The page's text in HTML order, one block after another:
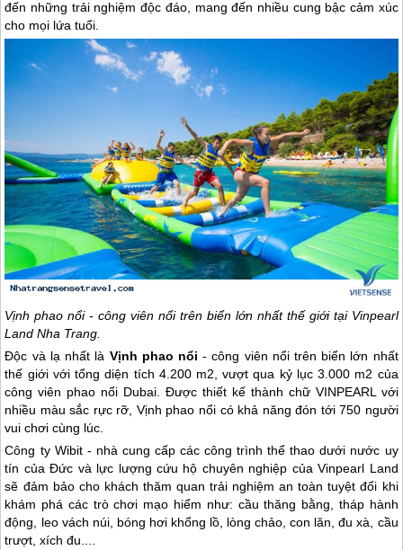
đến những trải nghiệm độc đáo, mang đến nhiều cung bậc cảm xúc
cho mọi lứa tuổi.
Vịnh phao nổi - công viên nổi trên biển lớn nhất thế giới tại Vinpearl
LandNha Trang
Độc và lạ nhất là Vịnh phao nổi - công viên nổi trên biển lớn nhất
thế giới với tổng diện tích 4.200 m2, vượt qua kỷ lục 3.000 m2 của
công viên phao nổi Dubai. Được thiết kế thành chữ VINPEARL với
nhiều màu sắc rực rỡ, Vịnh phao nổi có khả năng đón tới 750 người
vui chơi cùng lúc.
Công ty Wibit - nhà cung cấp các công trình thể thao dưới nước uy
tín của Đức và lực lượng cứu hộ chuyên nghiệp của Vinpearl Land
sẽ đảm bảo cho khách thăm quan trải nghiệm an toàn tuyệt đối khi
khám phá các trò chơi mạo hiểm như: cầu thăng bằng, tháp hành
động, leo vách núi, bóng hơi khổng lồ, lòng chảo, con lăn, đu xà, cầu
trượt, xích đu....